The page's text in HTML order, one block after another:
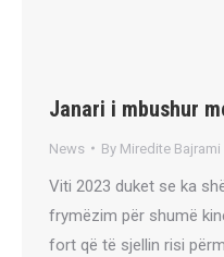
Janari i mbushur
News By Miredite Bajrami
Viti 2023 duket se ka
frymëzim për shumë
fort që të sjellin risi